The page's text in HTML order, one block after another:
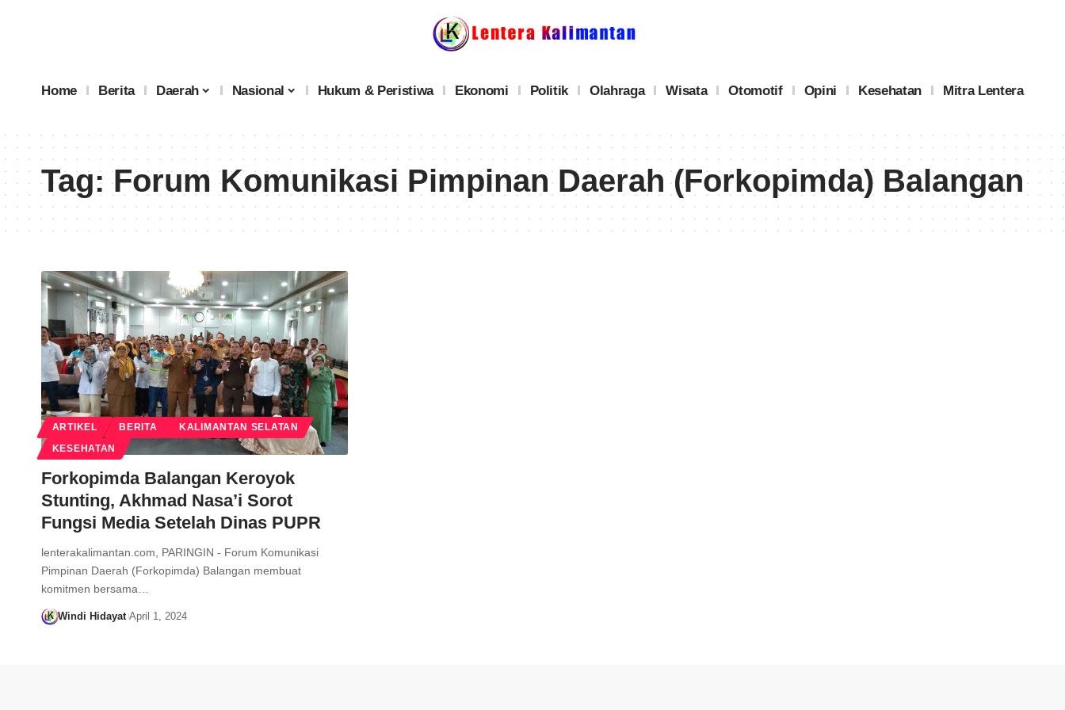
Home Berita Daerah Nasional Hukum & Peristiwa Ekonomi Politik Olahraga Wisata Otomotif Opini Kesehatan Mitra Lentera
Tag:Forum Komunikasi Pimpinan Daerah (Forkopimda) Balangan
ARTIKEL BERITA KALIMANTAN SELATAN
KESEHATAN
Forkopimda Balangan Keroyok
Stunting, Akhmad Nasa’i Sorot
Fungsi Media Setelah Dinas PUPR
lenterakalimantan.com, PARINGIN - Forum Komunikasi
Pimpinan Daerah (Forkopimda) Balangan membuat
komitmen bersama…
Windi Hidayat April 1, 2024